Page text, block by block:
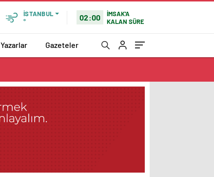
İSTANBUL
°
02:00
İMSAK'A
KALAN SÜRE
Yazarlar Gazeteler